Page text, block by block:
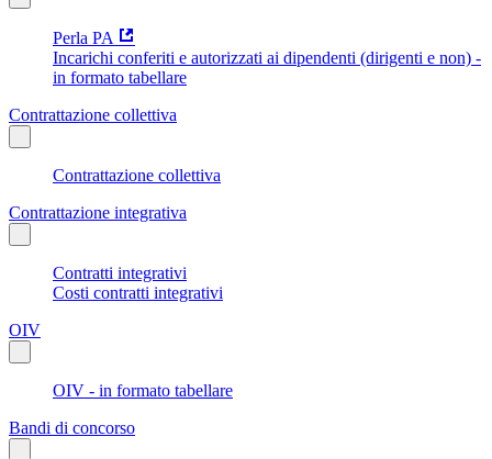
Perla PA
Incarichi conferiti e autorizzati ai dipendenti (dirigenti e non) -
in formato tabellare
Contrattazione collettiva
Contrattazione collettiva
Contrattazione integrativa
Contratti integrativi
Costi contratti integrativi
OIV
OIV - in formato tabellare
Bandi di concorso